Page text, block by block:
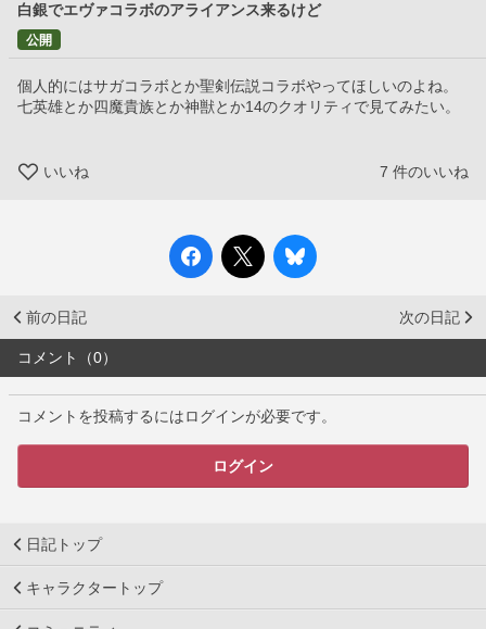
白銀でエヴァコラボのアライアンス来るけど
公開
個人的にはサガコラボとか聖剣伝説コラボやってほしいのよね。
七英雄とか四魔貴族とか神獣とか14のクオリティで見てみたい。
いいね 7 件のいいね
前の日記 次の日記
コメント（0）
コメントを投稿するにはログインが必要です。
ログイン
日記トップ
キャラクタートップ